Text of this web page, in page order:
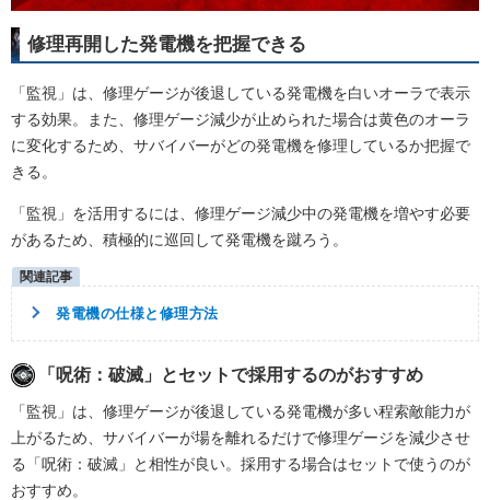
修理再開した発電機を把握できる
「監視」は、修理ゲージが後退している発電機を白いオーラで表示
する効果。また、修理ゲージ減少が止められた場合は黄色のオーラ
に変化するため、サバイバーがどの発電機を修理しているか把握で
きる。
「監視」を活用するには、修理ゲージ減少中の発電機を増やす必要
があるため、積極的に巡回して発電機を蹴ろう。
発電機の仕様と修理方法
「呪術：破滅」とセットで採用するのがおすすめ
「監視」は、修理ゲージが後退している発電機が多い程索敵能力が
上がるため、サバイバーが場を離れるだけで修理ゲージを減少させ
る「呪術：破滅」と相性が良い。採用する場合はセットで使うのが
おすすめ。